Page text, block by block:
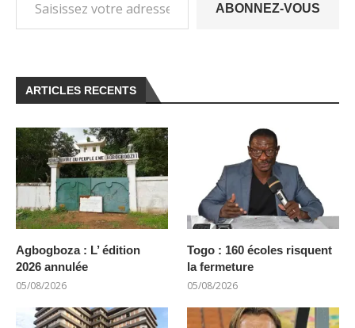
ABONNEZ-VOUS
ARTICLES RECENTS
Agbogboza : L’ édition
2026 annulée
05/08/2026
Togo : 160 écoles risquent
la fermeture
05/08/2026